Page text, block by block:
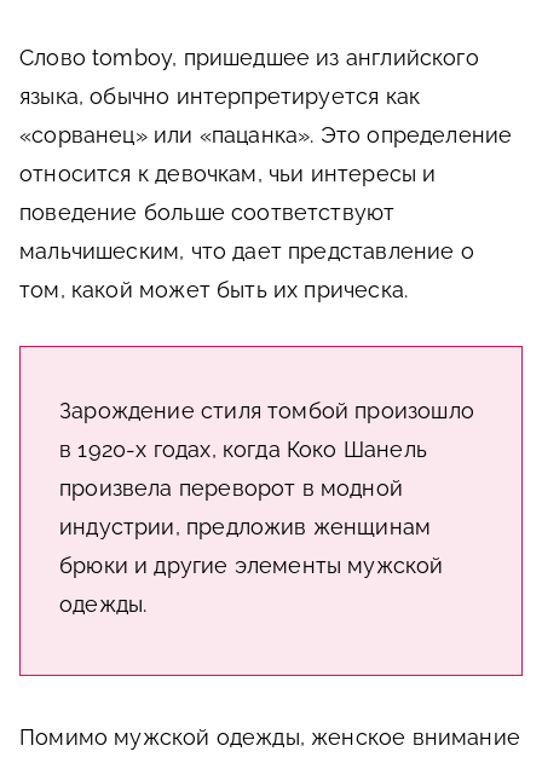
Слово tomboy, пришедшее из английского
языка, обычно интерпретируется как
«сорванец» или «пацанка». Это определение
относится к девочкам, чьи интересы и
поведение больше соответствуют
мальчишеским, что дает представление о
том, какой может быть их прическа.
Зарождение стиля томбой произошло
в 1920-х годах, когда Коко Шанель
произвела переворот в модной
индустрии, предложив женщинам
брюки и другие элементы мужской
одежды.
Помимо мужской одежды, женское внимание